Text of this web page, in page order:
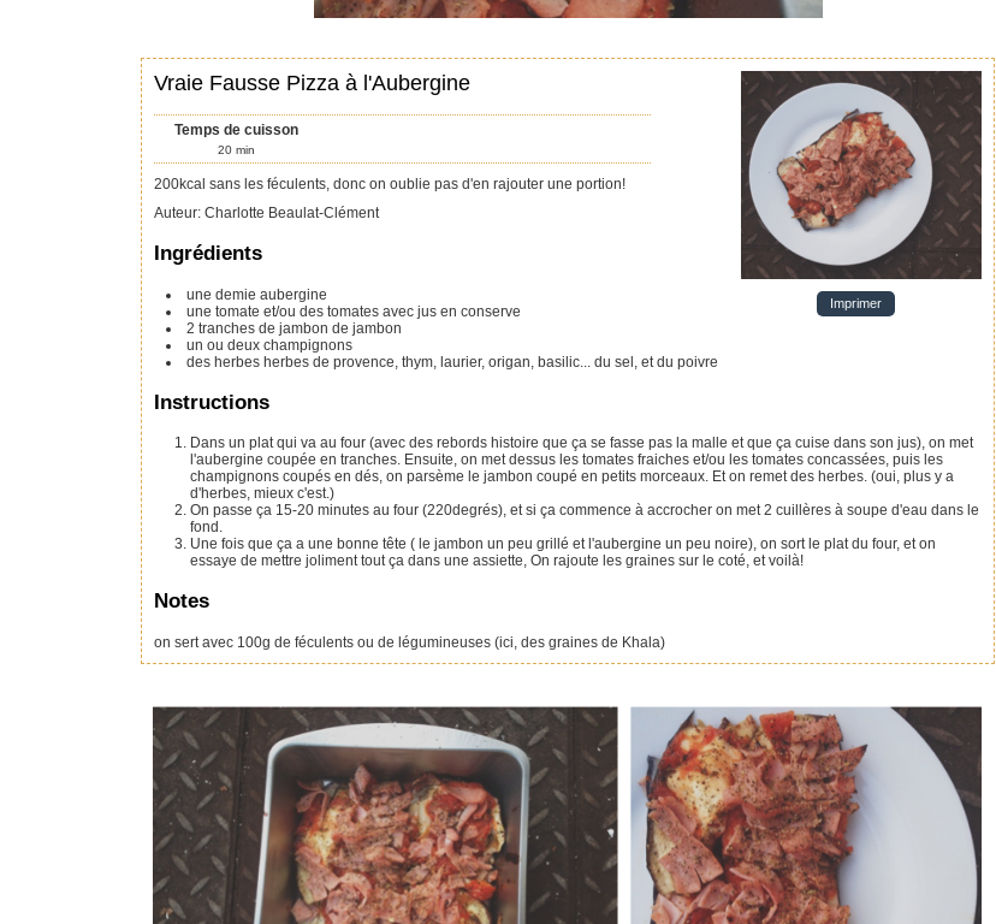
Imprimer
Vraie Fausse Pizza à l'Aubergine
Temps de cuisson
20 min
200kcal sans les féculents, donc on oublie pas d'en rajouter une portion!
Auteur: Charlotte Beaulat-Clément
Ingrédients
une demie aubergine
une tomate et/ou des tomates avec jus en conserve
2 tranches de jambon de jambon
un ou deux champignons
des herbes herbes de provence, thym, laurier, origan, basilic... du sel, et du poivre
Instructions
Dans un plat qui va au four (avec des rebords histoire que ça se fasse pas la malle et que ça cuise dans son jus), on met
l'aubergine coupée en tranches. Ensuite, on met dessus les tomates fraiches et/ou les tomates concassées, puis les
champignons coupés en dés, on parsème le jambon coupé en petits morceaux. Et on remet des herbes. (oui, plus y a
d'herbes, mieux c'est.)
On passe ça 15-20 minutes au four (220degrés), et si ça commence à accrocher on met 2 cuillères à soupe d'eau dans le
fond.
Une fois que ça a une bonne tête ( le jambon un peu grillé et l'aubergine un peu noire), on sort le plat du four, et on
essaye de mettre joliment tout ça dans une assiette, On rajoute les graines sur le coté, et voilà!
Notes
on sert avec 100g de féculents ou de légumineuses (ici, des graines de Khala)